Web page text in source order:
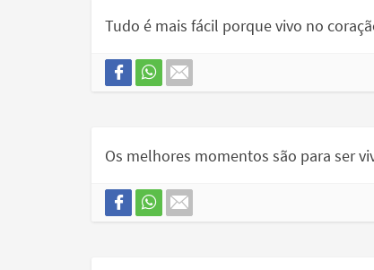
Tudo é mais fácil porque vivo no
Os melhores momentos são para ser